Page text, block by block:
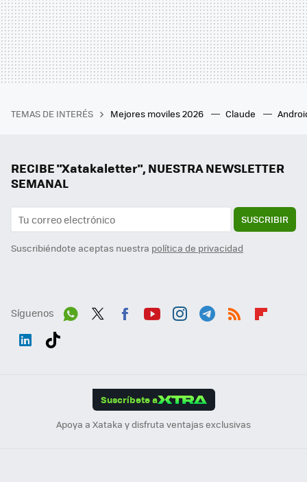
TEMAS DE INTERÉS Mejores moviles 2026 Claude
RECIBE "Xatakaletter", NUESTRA NEWSLETTER
SEMANAL
SUSCRIBIR
Suscribiéndote aceptas nuestra política de privacidad
Síguenos
Suscríbete a
Apoya a Xataka y disfruta ventajas exclusivas